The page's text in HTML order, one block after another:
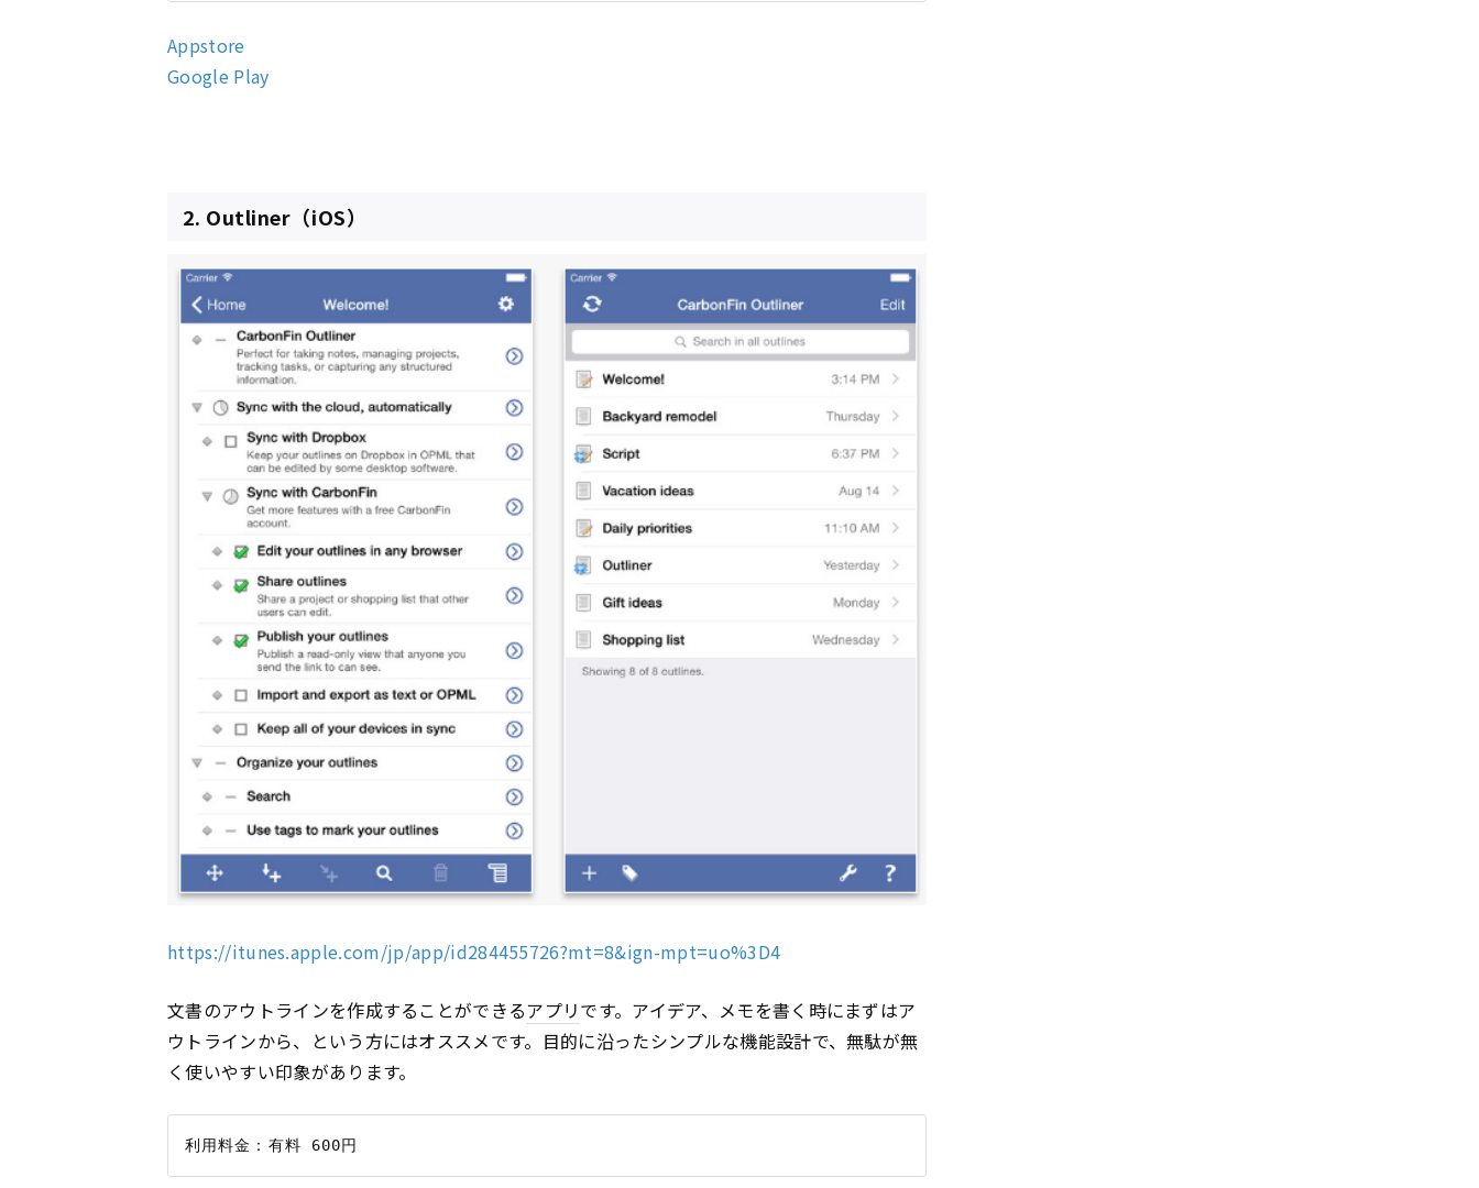
Appstore
Google Play
2. Outliner（iOS）
https://itunes.apple.com/jp/app/id284455726?mt=8&ign-mpt=uo%3D4
文書のアウトラインを作成することができるアプリです。アイデア、メモを書く時にまずはア
ウトラインから、という方にはオススメです。目的に沿ったシンプルな機能設計で、無駄が無
く使いやすい印象があります。